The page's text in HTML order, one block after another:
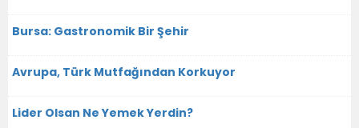
Bursa: Gastronomik Bir Şehir
Avrupa, Türk Mutfağından Korkuyor
Lider Olsan Ne Yemek Yerdin?